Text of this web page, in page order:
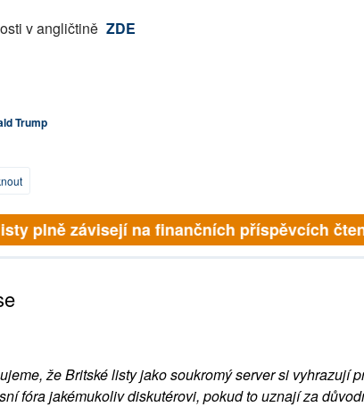
v angličtině ZDE
Trump
plně závisejí na finančních příspěvcích
že Britské listy jako soukromý server si vyhrazují
fóra jakémukoliv diskutérovi, pokud to uznají za